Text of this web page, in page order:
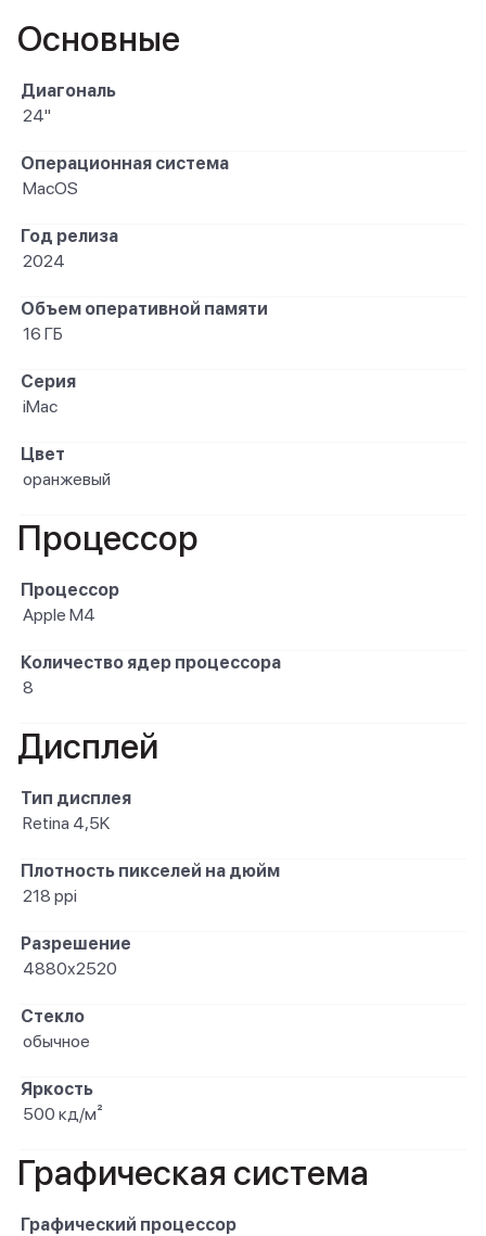
Основные
Диагональ
24"
Операционная система
MacOS
Год релиза
2024
Объем оперативной памяти
16 ГБ
Серия
iMac
Цвет
оранжевый
Процессор
Процессор
Apple M4
Количество ядер процессора
8
Дисплей
Тип дисплея
Retina 4,5K
Плотность пикселей на дюйм
218 ppi
Разрешение
4880x2520
Стекло
обычное
Яркость
500 кд/м²
Графическая система
Графический процессор